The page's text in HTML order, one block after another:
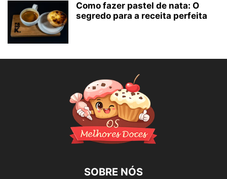
Como fazer pastel de nata: O
segredo para a receita perfeita
SOBRE NÓS